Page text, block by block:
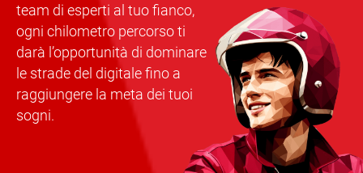
team di esperti al tuo fianco,
ogni chilometro percorso ti
darà l’opportunità di dominare
le strade del digitale fino a
raggiungere la meta dei tuoi
sogni.